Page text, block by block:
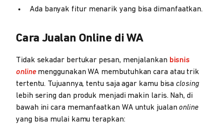
Ada banyak fitur menarik yang bisa dimanfaatkan.
Cara Jualan Online di WA
Tidak sekadar bertukar pesan, menjalankan bisnis
onlinemenggunakan WA membutuhkan cara atau trik
tertentu. Tujuannya, tentu saja agar kamu bisaclosing
lebih sering dan produk menjadi makin laris. Nah, di
bawah ini cara memanfaatkan WA untuk jualanonline
yang bisa mulai kamu terapkan: